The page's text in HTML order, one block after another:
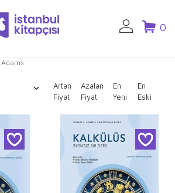
0
Artan
Fiyat
Azalan
Fiyat
En
Yeni
En
Eski